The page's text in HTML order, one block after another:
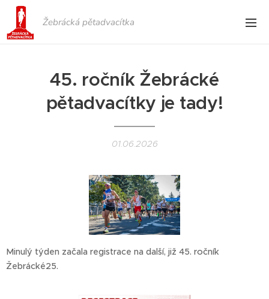
Žebrácká pětadvacítka
45. ročník Žebrácké
pětadvacítky je tady!
01.06.2026
Minulý týden začala registrace na další, již 45. ročník
Žebrácké25.